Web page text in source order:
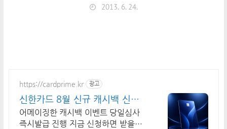
2013. 6. 24.
https://cardprime.kr 광고
신한카드 8월 신규 캐시백 신한
카드 최대 캐시백 지원
어메이징한 캐시백 이벤트 당일심사
즉시발급 진행 지금 신청하면 받을수